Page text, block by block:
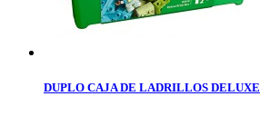
DUPLO CAJA DE LADRILLOS DELUXE